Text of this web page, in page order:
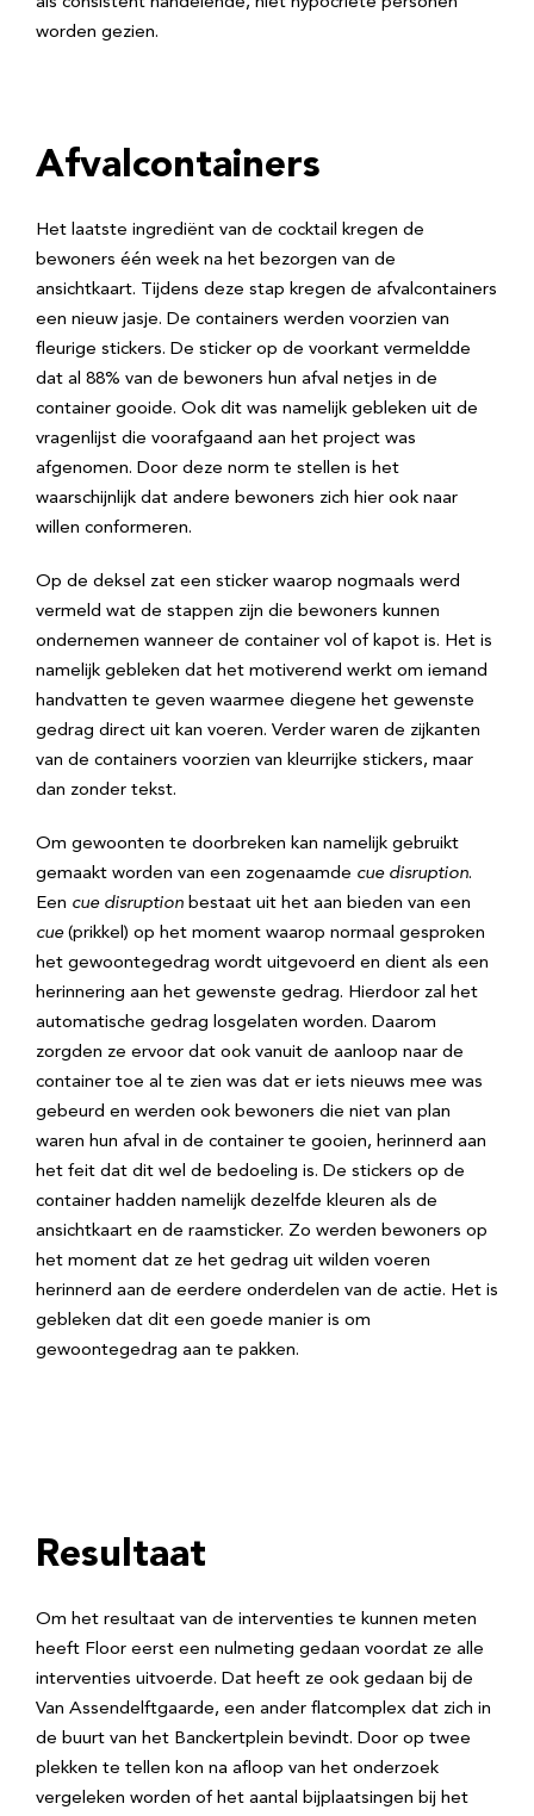
worden gezien.
Afvalcontainers
Het laatste ingrediënt van de cocktail kregen de
bewoners één week na het bezorgen van de
ansichtkaart. Tijdens deze stap kregen de afvalcontainers
een nieuw jasje. De containers werden voorzien van
fleurige stickers. De sticker op de voorkant vermeldde
dat al 88% van de bewoners hun afval netjes in de
container gooide. Ook dit was namelijk gebleken uit de
vragenlijst die voorafgaand aan het project was
afgenomen. Door deze norm te stellen is het
waarschijnlijk dat andere bewoners zich hier ook naar
willen conformeren.
Op de deksel zat een sticker waarop nogmaals werd
vermeld wat de stappen zijn die bewoners kunnen
ondernemen wanneer de container vol of kapot is. Het is
namelijk gebleken dat het motiverend werkt om iemand
handvatten te geven waarmee diegene het gewenste
gedrag direct uit kan voeren. Verder waren de zijkanten
van de containers voorzien van kleurrijke stickers, maar
dan zonder tekst.
Om gewoonten te doorbreken kan namelijk gebruikt
gemaakt worden van een zogenaamde cue disruption.
Een cue disruption bestaat uit het aan bieden van een
cue(prikkel) op het moment waarop normaal gesproken
het gewoontegedrag wordt uitgevoerd en dient als een
herinnering aan het gewenste gedrag. Hierdoor zal het
automatische gedrag losgelaten worden. Daarom
zorgden ze ervoor dat ook vanuit de aanloop naar de
container toe al te zien was dat er iets nieuws mee was
gebeurd en werden ook bewoners die niet van plan
waren hun afval in de container te gooien, herinnerd aan
het feit dat dit wel de bedoeling is. De stickers op de
container hadden namelijk dezelfde kleuren als de
ansichtkaart en de raamsticker. Zo werden bewoners op
het moment dat ze het gedrag uit wilden voeren
herinnerd aan de eerdere onderdelen van de actie. Het is
gebleken dat dit een goede manier is om
gewoontegedrag aan te pakken.
Resultaat
Om het resultaat van de interventies te kunnen meten
heeft Floor eerst een nulmeting gedaan voordat ze alle
interventies uitvoerde. Dat heeft ze ook gedaan bij de
Van Assendelftgaarde, een ander flatcomplex dat zich in
de buurt van het Banckertplein bevindt. Door op twee
plekken te tellen kon na afloop van het onderzoek
vergeleken worden of het aantal bijplaatsingen bij het